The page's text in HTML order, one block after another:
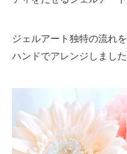
ジェルアート独特の流れ
ハンドでアレンジしました